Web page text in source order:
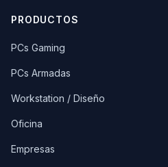
PRODUCTOS
PCs Gaming
PCs Armadas
Workstation / Diseño
Oficina
Empresas